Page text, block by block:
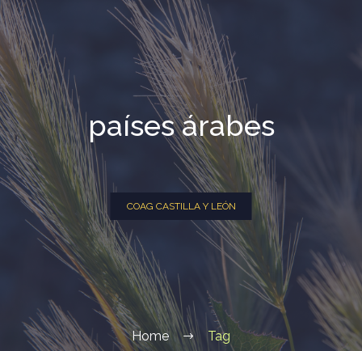
países árabes
COAG CASTILLA Y LEÓN
Home Tag